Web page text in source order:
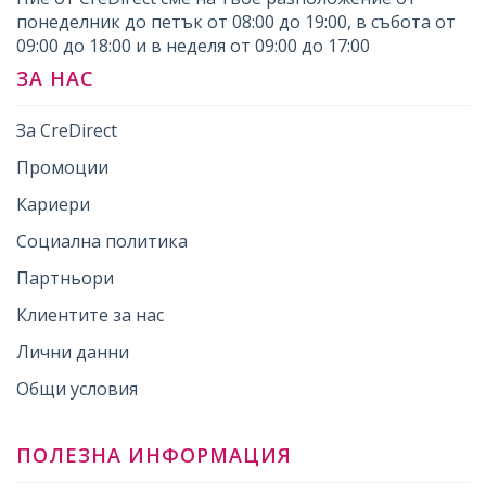
понеделник до петък от 08:00 до 19:00, в събота от
09:00 до 18:00 и в неделя от 09:00 до 17:00
ЗА НАС
За CreDirect
Промоции
Кариери
Социална политика
Партньори
Клиентите за нас
Лични данни
Общи условия
ПОЛЕЗНА ИНФОРМАЦИЯ